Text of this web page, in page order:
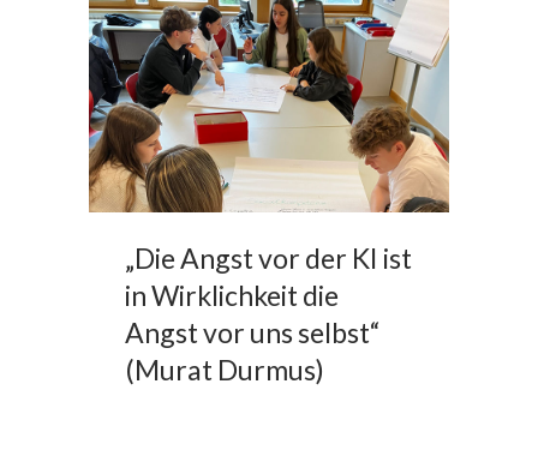
„Die Angst vor der KI ist
in Wirklichkeit die
Angst vor uns selbst“
(Murat Durmus)